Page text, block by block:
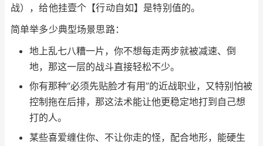
战），给他挂壹个【行动自如】是特别值的。
简单举多少典型场景思路：
地上乱七八糟一片，你不想每走两步就被减速、倒
地，那这一层的战斗直接轻松不少。
你有那种“必须先贴脸才有用”的近战职业，又特别怕被
控制拖在后排，那这法术能让他更稳定地打到自己想
打的人。
某些喜爱缠住你、不让你走的怪，配合地形，能硬生